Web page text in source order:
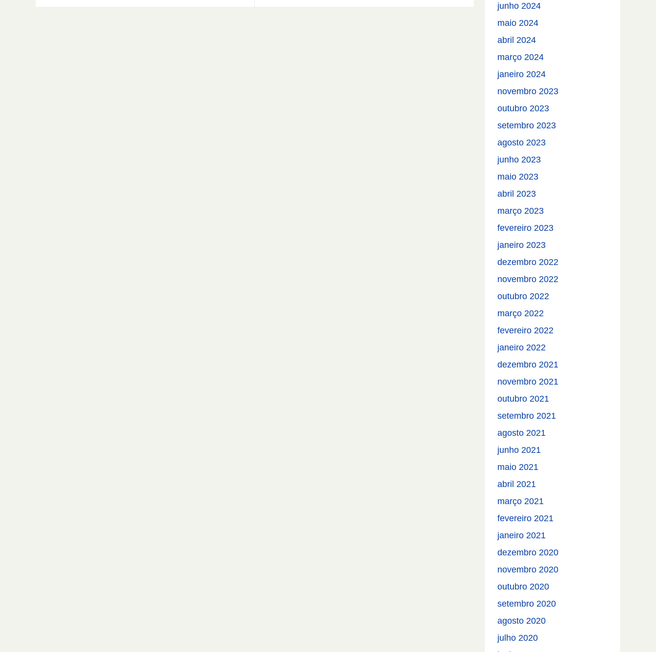
junho 2024
maio 2024
abril 2024
março 2024
janeiro 2024
novembro 2023
outubro 2023
setembro 2023
agosto 2023
junho 2023
maio 2023
abril 2023
março 2023
fevereiro 2023
janeiro 2023
dezembro 2022
novembro 2022
outubro 2022
março 2022
fevereiro 2022
janeiro 2022
dezembro 2021
novembro 2021
outubro 2021
setembro 2021
agosto 2021
junho 2021
maio 2021
abril 2021
março 2021
fevereiro 2021
janeiro 2021
dezembro 2020
novembro 2020
outubro 2020
setembro 2020
agosto 2020
julho 2020